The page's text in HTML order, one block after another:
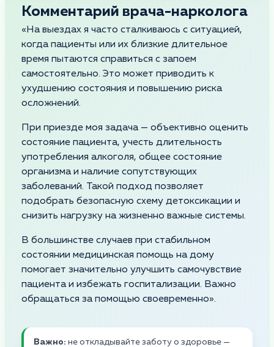
Комментарий врача-нарколога
«На выездах я часто сталкиваюсь с ситуацией,
когда пациенты или их близкие длительное
время пытаются справиться с запоем
самостоятельно. Это может приводить к
ухудшению состояния и повышению риска
осложнений.
При приезде моя задача — объективно оценить
состояние пациента, учесть длительность
употребления алкоголя, общее состояние
организма и наличие сопутствующих
заболеваний. Такой подход позволяет
подобрать безопасную схему детоксикации и
снизить нагрузку на жизненно важные системы.
В большинстве случаев при стабильном
состоянии медицинская помощь на дому
помогает значительно улучшить самочувствие
пациента и избежать госпитализации. Важно
обращаться за помощью своевременно».
Важно: не откладывайте заботу о здоровье —